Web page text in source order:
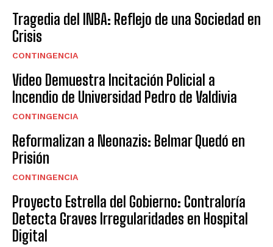
Tragedia del INBA: Reflejo de una Sociedad en
Crisis
CONTINGENCIA
Video Demuestra Incitación Policial a
Incendio de Universidad Pedro de Valdivia
CONTINGENCIA
Reformalizan a Neonazis: Belmar Quedó en
Prisión
CONTINGENCIA
Proyecto Estrella del Gobierno: Contraloría
Detecta Graves Irregularidades en Hospital
Digital